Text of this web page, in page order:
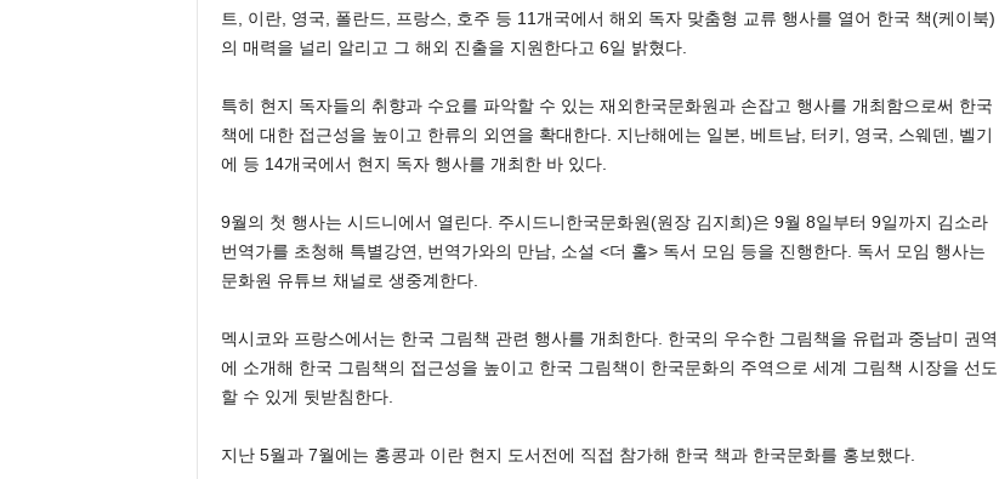
트, 이란, 영국, 폴란드, 프랑스, 호주 등 11개국에서 해외 독자 맞춤형 교류 행사를 열어 한국 책(케이북)
의 매력을 널리 알리고 그 해외 진출을 지원한다고 6일 밝혔다.
특히 현지 독자들의 취향과 수요를 파악할 수 있는 재외한국문화원과 손잡고 행사를 개최함으로써 한국
책에 대한 접근성을 높이고 한류의 외연을 확대한다. 지난해에는 일본, 베트남, 터키, 영국, 스웨덴, 벨기
에 등 14개국에서 현지 독자 행사를 개최한 바 있다.
9월의 첫 행사는 시드니에서 열린다. 주시드니한국문화원(원장 김지희)은 9월 8일부터 9일까지 김소라
번역가를 초청해 특별강연, 번역가와의 만남, 소설 <더 홀> 독서 모임 등을 진행한다. 독서 모임 행사는
문화원 유튜브 채널로 생중계한다.
멕시코와 프랑스에서는 한국 그림책 관련 행사를 개최한다. 한국의 우수한 그림책을 유럽과 중남미 권역
에 소개해 한국 그림책의 접근성을 높이고 한국 그림책이 한국문화의 주역으로 세계 그림책 시장을 선도
할 수 있게 뒷받침한다.
지난 5월과 7월에는 홍콩과 이란 현지 도서전에 직접 참가해 한국 책과 한국문화를 홍보했다.